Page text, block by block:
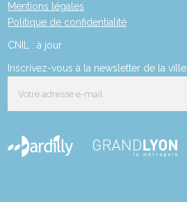
Mentions légales
Politique de confidentialité
CNIL : à jour
Inscrivez-vous à la newsletter de la ville